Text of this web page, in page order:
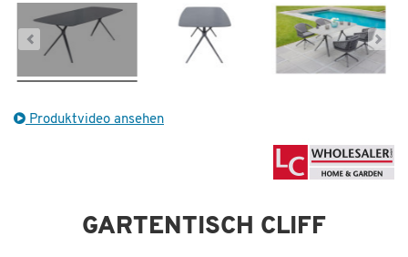
Produktvideo ansehen
GARTENTISCH CLIFF